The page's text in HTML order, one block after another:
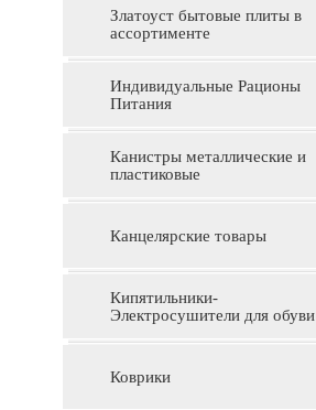
Златоуст бытовые плиты в
ассортименте
Индивидуальные Рационы
Питания
Канистры металлические и
пластиковые
Канцелярские товары
Кипятильники-
Электросушители для обуви
Коврики